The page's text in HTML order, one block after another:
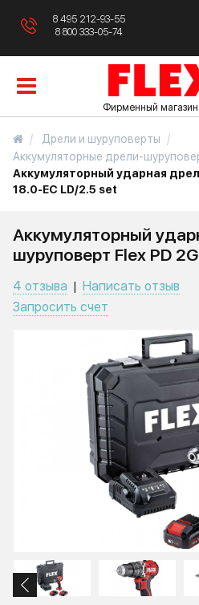
8 495 212-93-55
8 800 333-05-74
Фирменный магазин
Дрели и шуруповерты
Аккумуляторные дрели-
Аккумуляторный ударная
18.0-EC LD/2.5 set
Аккумуляторный
шуруповерт Flex PD
4 отзыва
Написать отзыв
Запросить счет